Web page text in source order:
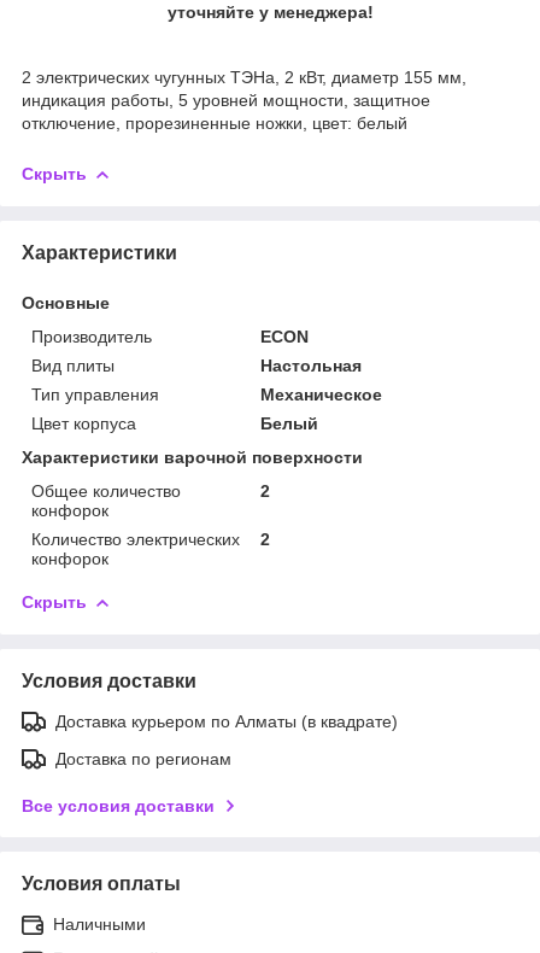
уточняйте у менеджера!
2 электрических чугунных ТЭНа, 2 кВт, диаметр 155 мм,
индикация работы, 5 уровней мощности, защитное
отключение, прорезиненные ножки, цвет: белый
Скрыть
Характеристики
Основные
Производитель
ECON
Вид плиты
Настольная
Тип управления
Механическое
Цвет корпуса
Белый
Характеристики варочной поверхности
Общее количество
конфорок
2
Количество электрических
конфорок
2
Скрыть
Условия доставки
Доставка курьером по Алматы (в квадрате)
Доставка по регионам
Все условия доставки
Условия оплаты
Наличными